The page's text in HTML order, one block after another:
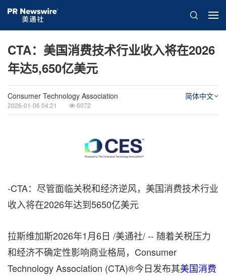
CTA：美国消费技术行业收入将在2026
年达5,650亿美元
Consumer Technology Association
2026-01-06 04:21 6072
简体中文
-CTA：尽管面临关税和经济逆风，美国消费技术行业
收入将在2026年达到5650亿美元
拉斯维加斯2026年1月6日 /美通社/ -- 随着关税压力
和经济不确定性影响商业格局，Consumer
Technology Association (CTA)®今日发布其美国消费